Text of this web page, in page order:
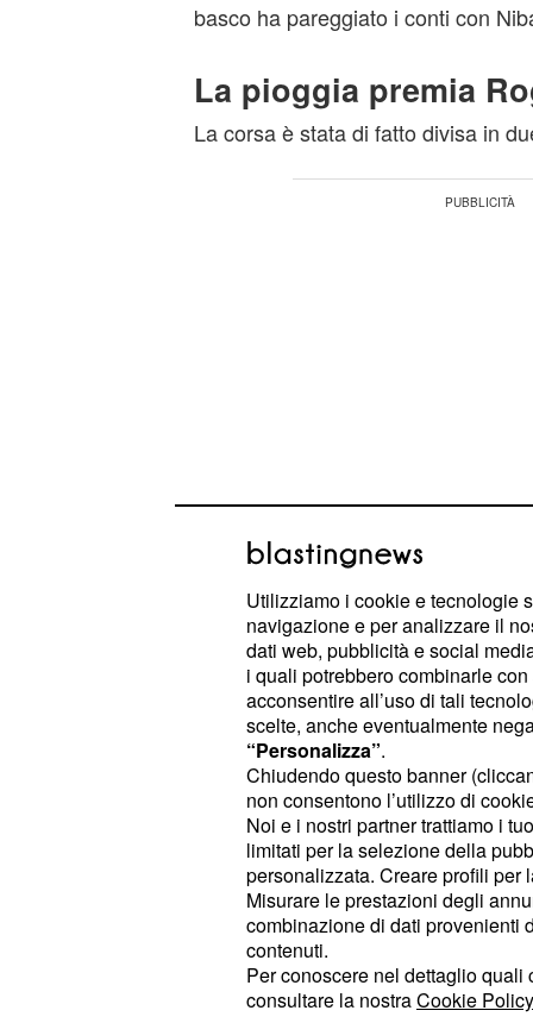
basco ha pareggiato i conti con
La pioggia premia
La corsa è stata di fatto divisa in
Chi è partito presto ha potuto
climatiche migliori per giocarsi la
di classifica hanno invece dovuto
alcuni momenti veramente forte,
percorso ricco di saliscendi e
sulle colline del Chianti. Della
Primoz Roglic, lo sloveno della
nella crono olandese.Roglic ha
meteo discrete, segnando un
avvicinare per gli uomini di
10’’ su Brandle, 17’’ su Laengen
crescita. Tutti corridori partiti tra i
cambiamento del meteo è stato
Utilizziamo i cookie e tecnologie
navigazione e per analizzare il
dati web, pubblicità e social
i quali potrebbero combinarle
acconsentire all’uso di tali
scelte, anche eventualmente
“Personalizza”.
Chiudendo questo banner
non consentono l’utilizzo di
Noi e i nostri partner trattiamo i
limitati per la selezione della
personalizzata. Creare profili per
Misurare le prestazioni degli
combinazione di dati provenienti
contenuti.
Per conoscere nel dettaglio
consultare la nostraCookie Policy